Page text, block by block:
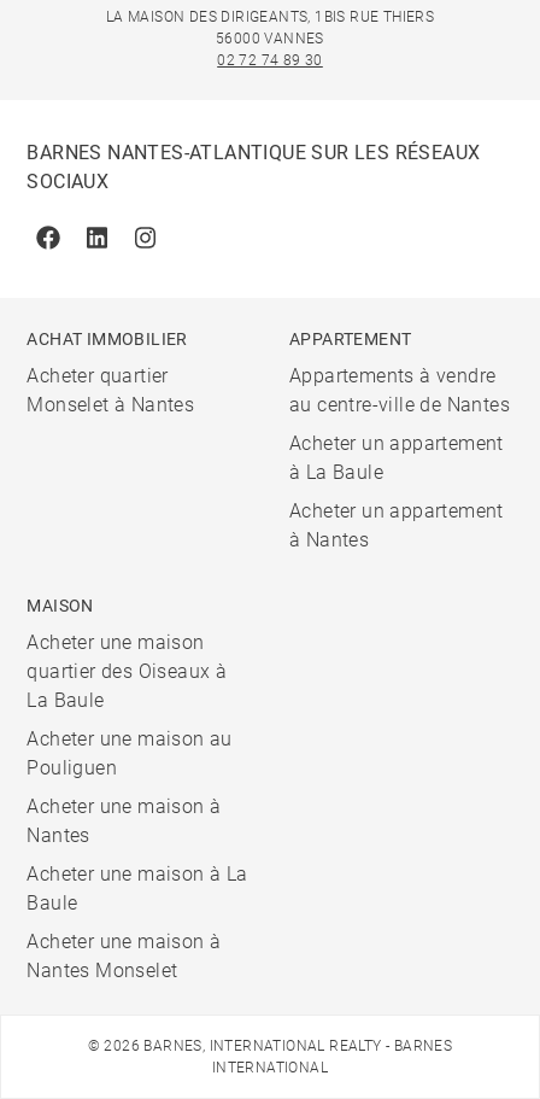
LA MAISON DES DIRIGEANTS, 1BIS RUE THIERS
56000 VANNES
02 72 74 89 30
BARNES NANTES-ATLANTIQUE SUR LES RÉSEAUX
SOCIAUX
FacebookLinkedinInstagram
ACHAT IMMOBILIER
Acheter quartier
Monselet à Nantes
APPARTEMENT
Appartements à vendre
au centre-ville de Nantes
Acheter un appartement
à La Baule
Acheter un appartement
à Nantes
MAISON
Acheter une maison
quartier des Oiseaux à
La Baule
Acheter une maison au
Pouliguen
Acheter une maison à
Nantes
Acheter une maison à La
Baule
Acheter une maison à
Nantes Monselet
© 2026 BARNES, INTERNATIONAL REALTY - BARNES
INTERNATIONAL